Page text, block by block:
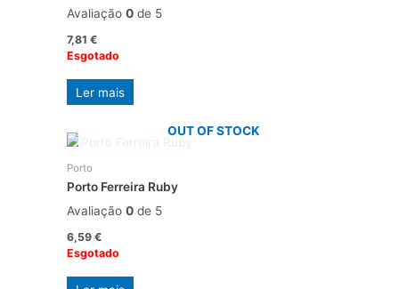
Avaliação 0de 5
7,81 €
Esgotado
Ler mais
OUT OF STOCK
Porto
Porto Ferreira Ruby
Avaliação 0de 5
6,59 €
Esgotado